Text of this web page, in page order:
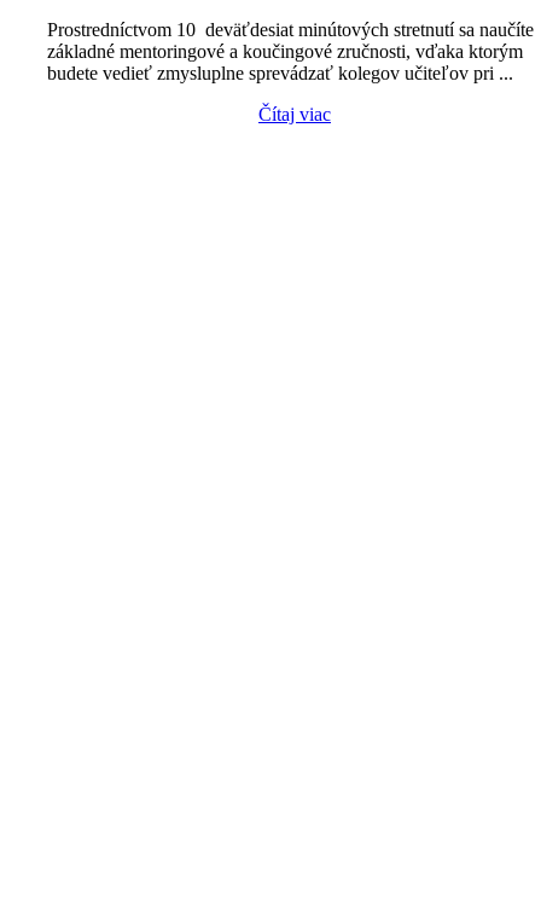
Prostredníctvom 10 deväťdesiat minútových stretnutí sa naučíte
základné mentoringové a koučingové zručnosti, vďaka ktorým
budete vedieť zmysluplne sprevádzať kolegov učiteľov pri ...
Čítaj viac